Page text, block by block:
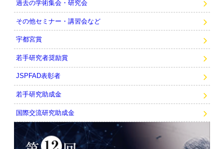
過去の学術集会・研究会
その他セミナー・講習会など
宇都宮賞
若手研究者奨励賞
JSPFAD表彰者
若手研究助成金
国際交流研究助成金